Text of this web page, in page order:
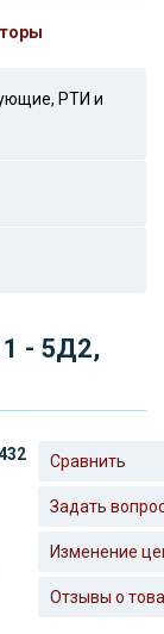
РТИ и
- 5Д2,
Сравнить
Задать
Изменение
Отзывы о